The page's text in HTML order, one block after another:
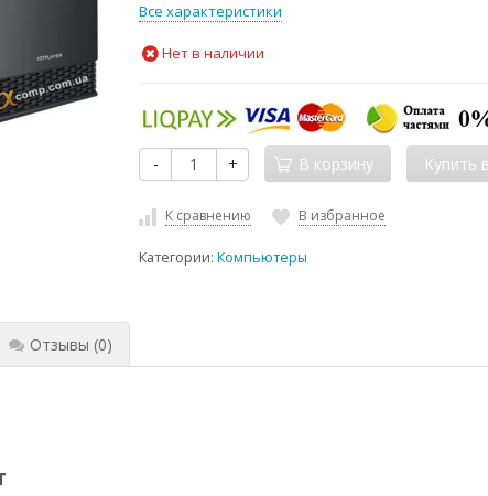
Все характеристики
Нет в наличии
- + В корзину
К сравнению В избранное
Категории:Компьютеры
Отзывы (0)